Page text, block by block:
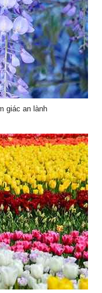
giác an lành